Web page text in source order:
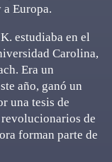
Europa.
estudiaba en el
Carolina,
Era un
año, ganó un
una tesis de
de
forman parte de